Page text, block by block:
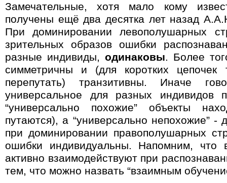
Замечательные, хотя мало кому
получены ещё два десятка лет назад
При доминировании левополушарных
зрительных образов ошибки
разные индивиды, одинаковы. Более
симметричны и (для коротких
перепутать) транзитивны. Иначе
универсальное для разных индивидов
“универсально похожие” объекты
путаются), а “универсально непохожие” -
при доминировании правополушарных
ошибки индивидуальны. Напомним,
активно взаимодействуют при
тем, что можно назвать “взаимным